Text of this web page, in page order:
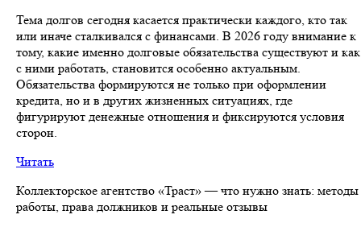
Тема долгов сегодня касается практически каждого, кто так
или иначе сталкивался с финансами. В 2026 году внимание к
тому, какие именно долговые обязательства существуют и как
с ними работать, становится особенно актуальным.
Обязательства формируются не только при оформлении
кредита, но и в других жизненных ситуациях, где
фигурируют денежные отношения и фиксируются условия
сторон.
Читать
Коллекторское агентство «Траст» — что нужно знать: методы
работы, права должников и реальные отзывы